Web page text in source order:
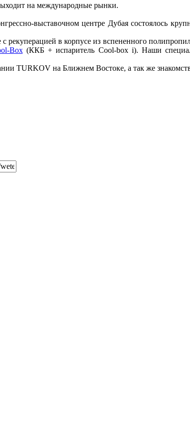
на международные рынки.
выставочном центре Дубая состоялось
в корпусе из вспененного
Box(ККБ + испаритель Cool-box i). Наши
TURKOV на Ближнем Востоке, а так же